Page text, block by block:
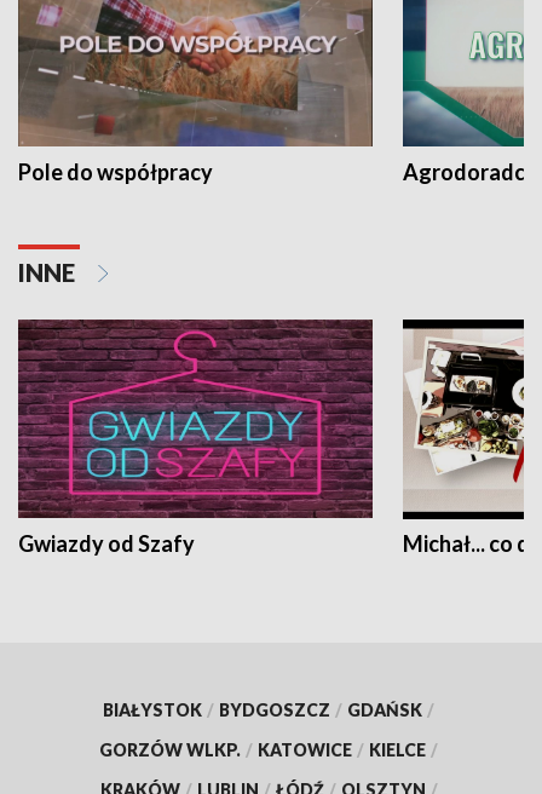
Pole do współpracy Agrodoradcy
INNE
Gwiazdy od Szafy Michał... co
BIAŁYSTOK / BYDGOSZCZ / GDAŃSK /
GORZÓW WLKP. / KATOWICE / KIELCE /